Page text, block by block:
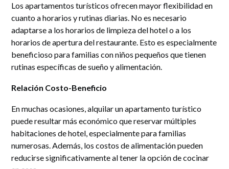
Los apartamentos turísticos ofrecen mayor flexibilidad en
cuanto a horarios y rutinas diarias. No es necesario
adaptarse a los horarios de limpieza del hotel o a los
horarios de apertura del restaurante. Esto es especialmente
beneficioso para familias con niños pequeños que tienen
rutinas específicas de sueño y alimentación.
Relación Costo-Beneficio
En muchas ocasiones, alquilar un apartamento turístico
puede resultar más económico que reservar múltiples
habitaciones de hotel, especialmente para familias
numerosas. Además, los costos de alimentación pueden
reducirse significativamente al tener la opción de cocinar